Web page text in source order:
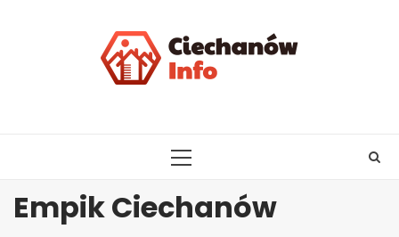
PRIMARY
Empik Ciechanów